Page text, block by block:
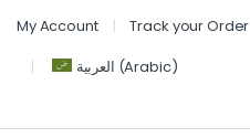
My Account Track your Order
العربية (Arabic)